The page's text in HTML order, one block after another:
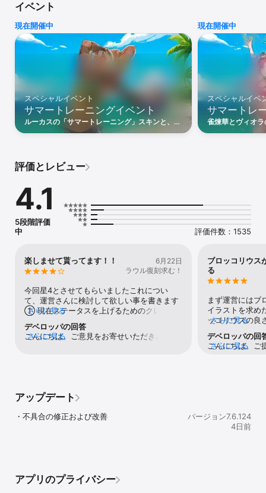
バレーボール特有の爽快なプレイを「確実」に体験できます。
■ 様々な戦略を直接実現できるスポーツゲーム！
3対3のバレー試合で速攻、パイプ攻撃、オープン攻撃、時間差攻
試合の色んな場面で、あなたのベストスパイクを決めてください
■ 魅力的なストーリー！
ザ・スパイクの世界観に生きる様々な魅力あふれるキャラクターた
ち！
主人公ペク・シウの内面的な成長とバレー選手としての成長をお楽
しみにしてください
コロシアムなど
様々なやり方で勝ち抜きましょう！
イベント
現在開催中
スペシャルイベント
サマートレーニングイベント
ルーカスの「サマートレーニング」スキンと、ミ
ニゲーム「デイブの地獄トレーニング」をお楽し
現在開催中
スペシャルイベ
サマートレ
雀煉華とヴィオ
「デイブの地獄
評価とレビュー
4.1
5段階評価
中
評価件数：1535
楽しませて貰ってます！！
6月22日
ラウル復刻求む！
今回星4とさせてもらいましたこれについ
て、運営さんに検討して欲しい事を書きます
① 現在ステータスを上げるためのクレジッ
ん、キャラの育成の為のクレジットやexpポ
イントを減らすか、それを獲得できるモード
感じます。現在ではトーナメントを1日１回や
りデイリーミッションを終わらせたらもう他
にやるモードが無く次のリセットを待つしか
ありません、ワンプレイでの獲得量を減らせ
リー全て作り込まれていて制作陣の方々が頑
張られているのが伺えます。ですがそれ以上
さらに見る
デベロッパの回答
こんにちは。ご意見をお寄せいただきありが
さらに見る
ブロッコリウス
る
まず運営にはブ
イラストを求め
ッコリウスの良
な良さが光る。
いい、強すぎな
込む。 目立た
力持ちタイプ
さらに見る
デベロッパの回
こんにちは。ご
さらに見る
アップデート
・不具合の修正および改善
バージョン7.6.124
4日前
アプリのプライバシー